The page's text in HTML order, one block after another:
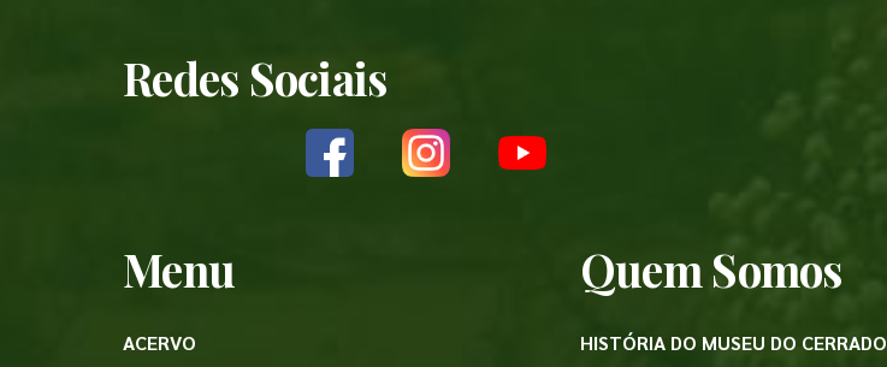
Redes Sociais
Menu
ACERVO
Quem Somos
HISTÓRIA DO MUSEU DO CERRADO